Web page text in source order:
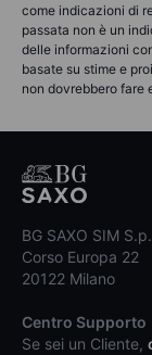
come indicazioni di
passata non è un
delle informazioni
basate su stime e
non dovrebbero fare
BG SAXO SIM
Corso Europa 22
20122 Milano
Centro Supporto
Se sei un Cliente,